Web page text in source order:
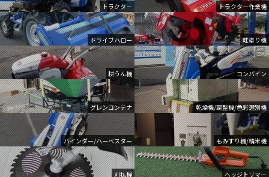
トラクター トラクター作業機
ドライブハロー 畦塗り機
耕うん機 コンバイン
グレンコンテナ 乾燥機/調整機/色彩選別機
バインダー/ハーベスター もみすり機/精米機
刈払機 ヘッジトリマー